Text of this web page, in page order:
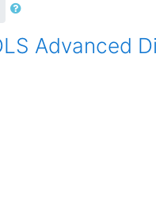
Advanced